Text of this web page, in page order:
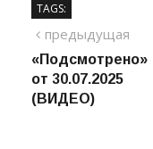
TAGS:
Навигация
по
записям
предыдущая
«Подсмотрено»
от 30.07.2025
(ВИДЕО)